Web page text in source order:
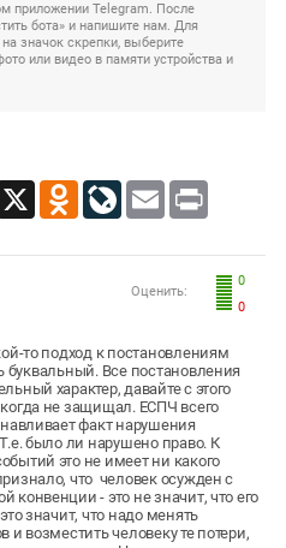
приложении Telegram. После
бота» и напишите нам. Для
значок скрепки, выберите
или видео в памяти устройства и
X Odnoklassniki
LiveJournal
Email Print
0
0
Оценить:
то подход к постановлениям
буквальный. Все постановления
характер, давайте с этого
не защищал. ЕСПЧ всего
факт нарушения
было ли нарушено право. К
это не имеет ни какого
что человек осужден с
конвенции - это не значит, что его
значит, что надо менять
и возместить человеку те потери,